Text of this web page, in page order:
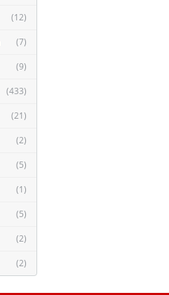
(12)
(7)
(9)
(433)
(21)
(2)
(5)
(1)
(5)
(2)
(2)